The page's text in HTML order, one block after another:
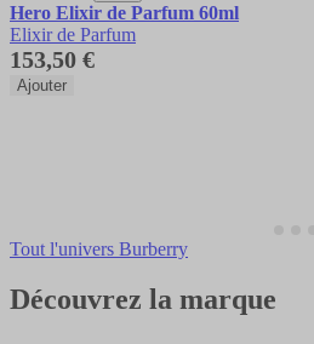
Hero Elixir de Parfum 60ml
Elixir de Parfum
153,50 €
Ajouter
Tout l'univers Burberry
Découvrez la marque